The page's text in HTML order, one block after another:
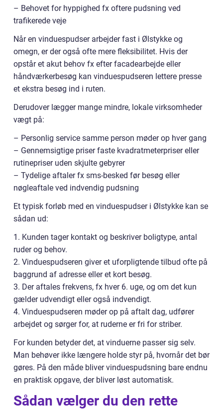
– Behovet for hyppighed fx oftere pudsning ved
trafikerede veje
Når en vinduespudser arbejder fast i Ølstykke og
omegn, er der også ofte mere fleksibilitet. Hvis der
opstår et akut behov fx efter facadearbejde eller
håndværkerbesøg kan vinduespudseren lettere presse
et ekstra besøg ind i ruten.
Derudover lægger mange mindre, lokale virksomheder
vægt på:
– Personlig service samme person møder op hver gang
– Gennemsigtige priser faste kvadratmeterpriser eller
rutinepriser uden skjulte gebyrer
– Tydelige aftaler fx sms-besked før besøg eller
nøgleaftale ved indvendig pudsning
Et typisk forløb med en vinduespudser i Ølstykke kan se
sådan ud:
1. Kunden tager kontakt og beskriver boligtype, antal
ruder og behov.
2. Vinduespudseren giver et uforpligtende tilbud ofte på
baggrund af adresse eller et kort besøg.
3. Der aftales frekvens, fx hver 6. uge, og om det kun
gælder udvendigt eller også indvendigt.
4. Vinduespudseren møder op på aftalt dag, udfører
arbejdet og sørger for, at ruderne er fri for striber.
For kunden betyder det, at vinduerne passer sig selv.
Man behøver ikke længere holde styr på, hvornår det bør
gøres. På den måde bliver vinduespudsning bare endnu
en praktisk opgave, der bliver løst automatisk.
Sådan vælger du den rette